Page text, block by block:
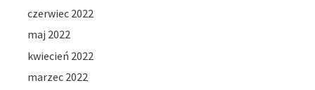
czerwiec 2022
maj 2022
kwiecień 2022
marzec 2022